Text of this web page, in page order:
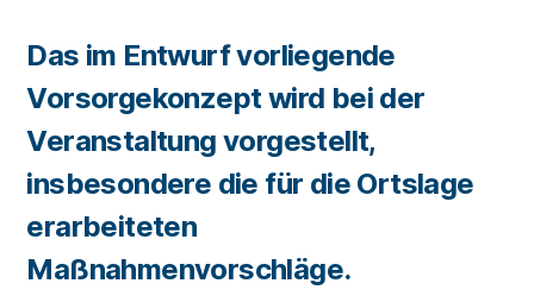
Das im Entwurf vorliegende
Vorsorgekonzept wird bei der
Veranstaltung vorgestellt,
insbesondere die für die Ortslage
erarbeiteten
Maßnahmenvorschläge.